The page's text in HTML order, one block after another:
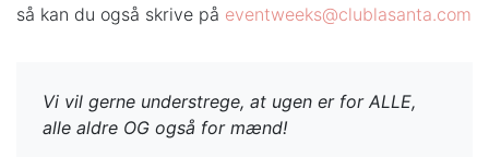
så kan du også skrive på eventweeks@clublasanta.com
Vi vil gerne understrege, at ugen er for ALLE,
alle aldre OG også for mænd!